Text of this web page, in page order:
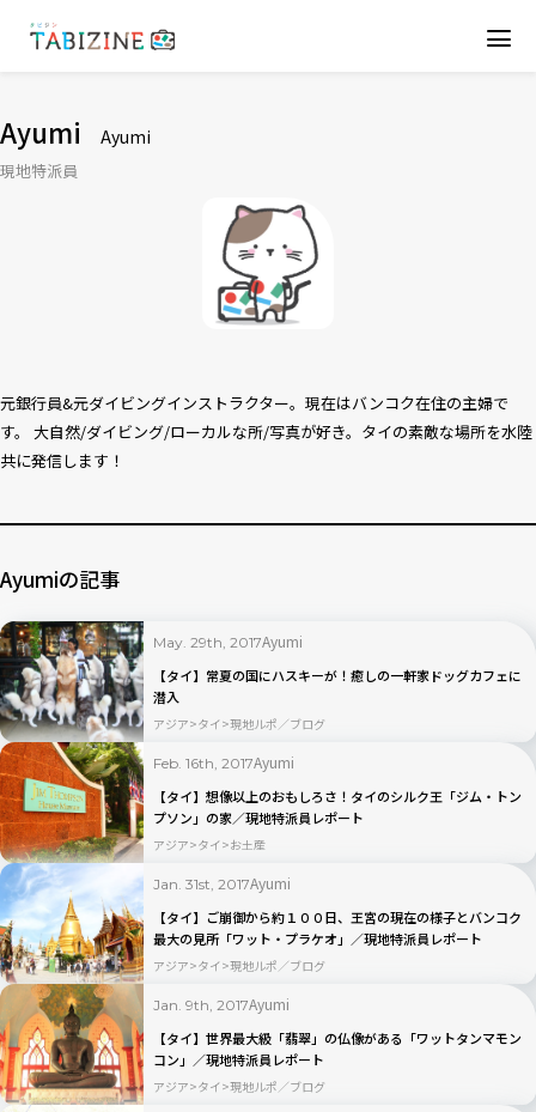
Ayumi Ayumi
現地特派員
元銀行員&元ダイビングインストラクター。現在はバンコク在住の主婦で
す。 大自然/ダイビング/ローカルな所/写真が好き。タイの素敵な場所を水陸
共に発信します！
Ayumiの記事
May. 29th, 2017Ayumi
【タイ】常夏の国にハスキーが！癒しの一軒家ドッグカフェに
潜入
アジア タイ 現地ルポ／ブログ
Feb. 16th, 2017Ayumi
【タイ】想像以上のおもしろさ！タイのシルク王「ジム・トン
プソン」の家／現地特派員レポート
アジア タイ お土産
Jan. 31st, 2017Ayumi
【タイ】ご崩御から約１００日、王宮の現在の様子とバンコク
最大の見所「ワット・プラケオ」／現地特派員レポート
アジア タイ 現地ルポ／ブログ
Jan. 9th, 2017Ayumi
【タイ】世界最大級「翡翠」の仏像がある「ワットタンマモン
コン」／現地特派員レポート
アジア タイ 現地ルポ／ブログ